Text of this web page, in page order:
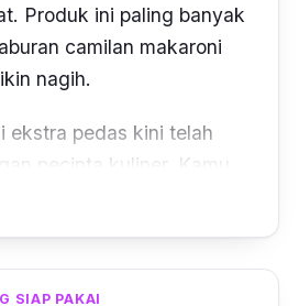
Produk ini paling banyak
camilan makaroni
nagih.
ekstra pedas kini telah
pecinta kuliner. Kamu
sendiri makaroni di rumah
ini dibuat dari 100% cabai
SIAP PAKAI